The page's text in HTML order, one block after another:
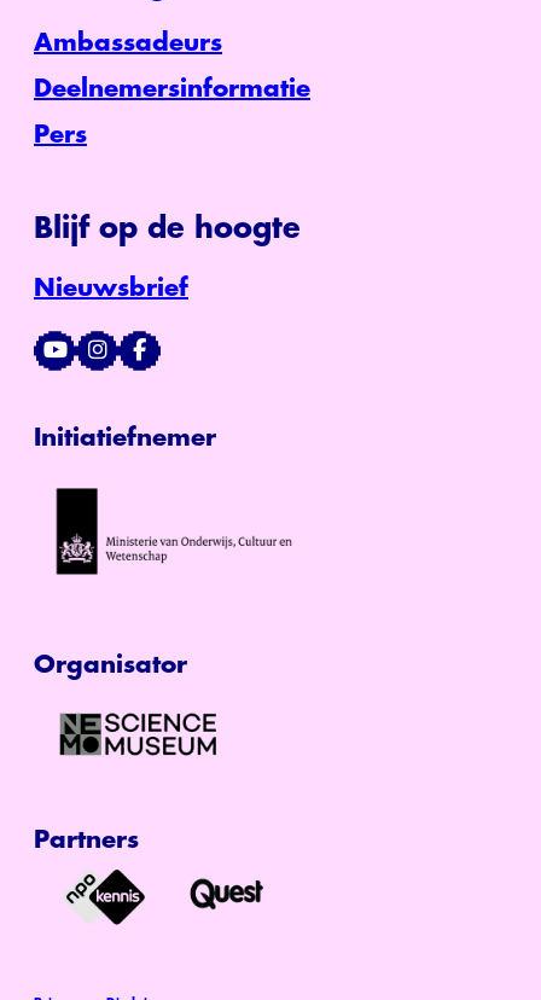
Ambassadeurs
Deelnemersinformatie
Pers
Blijf op de hoogte
Nieuwsbrief
Initiatiefnemer
Organisator
Partners